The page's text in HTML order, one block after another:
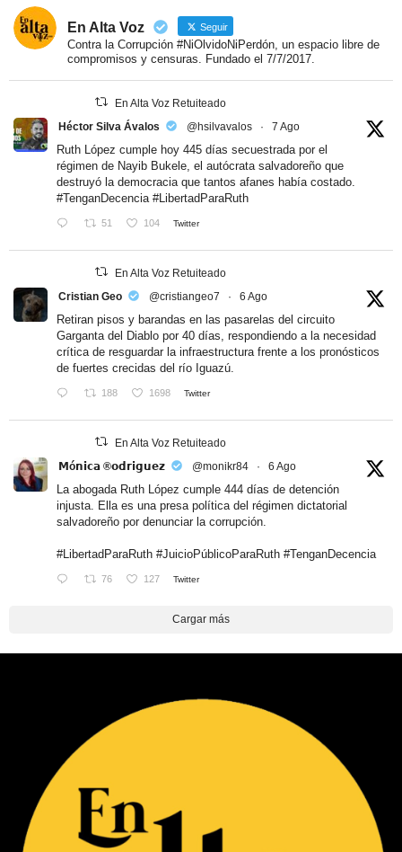
En Alta Voz Seguir
Contra la Corrupción #NiOlvidoNiPerdón, un espacio libre de
compromisos y censuras. Fundado el 7/7/2017.
En Alta Voz Retuiteado
Héctor Silva Ávalos
@hsilvavalos · 7 Ago
Ruth López cumple hoy 445 días secuestrada por el
régimen de Nayib Bukele, el autócrata salvadoreño que
destruyó la democracia que tantos afanes había costado.
#TenganDecencia #LibertadParaRuth
51 104 Twitter
En Alta Voz Retuiteado
Cristian Geo
@cristiangeo7 · 6 Ago
Retiran pisos y barandas en las pasarelas del circuito
Garganta del Diablo por 40 días, respondiendo a la necesidad
crítica de resguardar la infraestructura frente a los pronósticos
de fuertes crecidas del río Iguazú.
188 1698 Twitter
En Alta Voz Retuiteado
𝗠ó𝗻𝗶𝗰𝗮 ®𝗼𝗱𝗿𝗶𝗴𝘂𝗲𝘇
@monikr84 · 6 Ago
La abogada Ruth López cumple 444 días de detención
injusta. Ella es una presa política del régimen dictatorial
salvadoreño por denunciar la corrupción.
#LibertadParaRuth #JuicioPúblicoParaRuth #TenganDecencia
76 127 Twitter
Cargar más